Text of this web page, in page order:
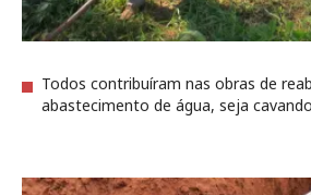
Todos contribuíram nas obras de
abastecimento de água, seja